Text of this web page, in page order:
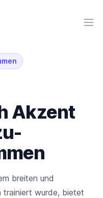
Akzent
breiten und
trainiert wurde, bietet